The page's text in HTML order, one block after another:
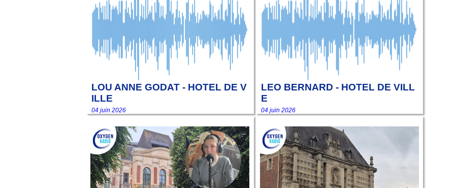
LOU ANNE GODAT - HOTEL DE V
ILLE
04 juin 2026
LEO BERNARD - HOTEL DE VILL
E
04 juin 2026